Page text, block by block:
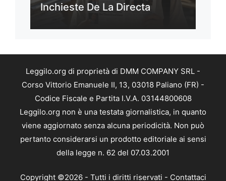
Inchieste De La Directa
Leggilo.org di proprietà di DMM COMPANY SRL -
Corso Vittorio Emanuele II, 13, 03018 Paliano (FR) -
Codice Fiscale e Partita I.V.A. 03144800608
Leggilo.org non è una testata giornalistica, in quanto
viene aggiornato senza alcuna periodicità. Non può
pertanto considerarsi un prodotto editoriale ai sensi
della legge n. 62 del 07.03.2001
Copyright ©2026 - Tutti i diritti riservati - Contattaci